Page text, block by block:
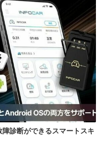
診断ができるスマートスキ